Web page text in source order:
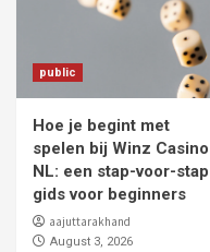
public
Hoe je begint met
spelen bij Winz Casino
NL: een stap-voor-stap
gids voor beginners
aajuttarakhand
August 3, 2026